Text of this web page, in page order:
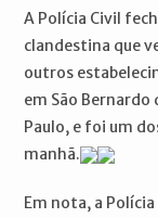
A Polícia Civil
clandestina que
outros
em São
Paulo, e foi um
manhã.
Em nota, a